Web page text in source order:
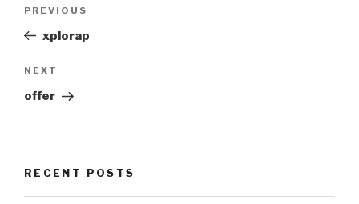
Previous
Post
PREVIOUS
xplorap
Next
Post
NEXT
offer
RECENT POSTS